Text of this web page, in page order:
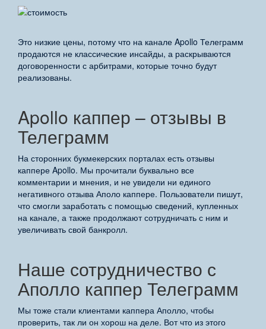
Это низкие цены, потому что на канале Apollo Телеграмм
продаются не классические инсайды, а раскрываются
договоренности с арбитрами, которые точно будут
реализованы.
Apollo каппер – отзывы в
Телеграмм
На сторонних букмекерских порталах есть отзывы
каппере Apollo. Мы прочитали буквально все
комментарии и мнения, и не увидели ни единого
негативного отзыва Аполо каппере. Пользователи пишут,
что смогли заработать с помощью сведений, купленных
на канале, а также продолжают сотрудничать с ним и
увеличивать свой банкролл.
Наше сотрудничество с
Аполло каппер Телеграмм
Мы тоже стали клиентами каппера Аполло, чтобы
проверить, так ли он хорош на деле. Вот что из этого